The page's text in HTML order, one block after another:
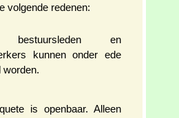
volgende redenen:
bestuursleden en
kunnen onder ede
worden.
is openbaar. Alleen